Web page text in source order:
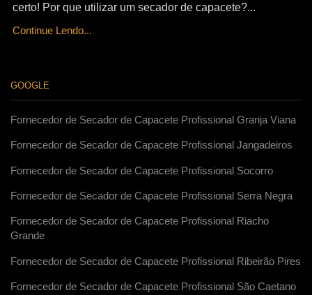
certo! Por que utilizar um secador de capacete?...
Continue Lendo...
GOOGLE
Fornecedor de Secador de Capacete Profissional Granja Viana
Fornecedor de Secador de Capacete Profissional Jangadeiros
Fornecedor de Secador de Capacete Profissional Socorro
Fornecedor de Secador de Capacete Profissional Serra Negra
Fornecedor de Secador de Capacete Profissional Riacho
Grande
Fornecedor de Secador de Capacete Profissional Ribeirão Pires
Fornecedor de Secador de Capacete Profissional São Caetano